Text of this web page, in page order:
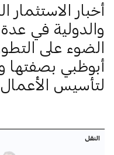
أخبار الاستثمار
والدولية في
الضوء على
أبوظبي بصفتها
لتأسيس
النقل